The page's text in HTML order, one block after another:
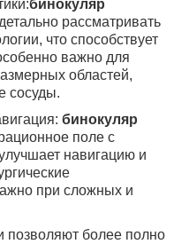
бинокуляр
рассматривать
что способствует
важно для
областей,
сосуды.
бинокуляр
поле с
навигацию и
при сложных и
более полно